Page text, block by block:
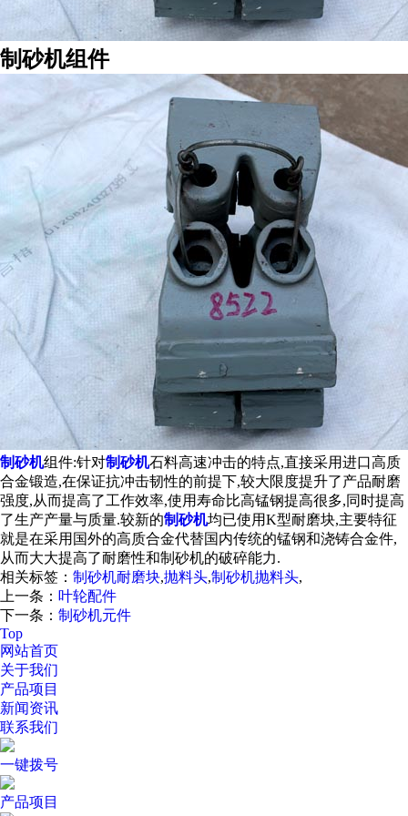
制砂机组件
制砂机组件:针对制砂机石料高速冲击的特点,直接采用进口高质
合金锻造,在保证抗冲击韧性的前提下,较大限度提升了产品耐磨
强度,从而提高了工作效率,使用寿命比高锰钢提高很多,同时提高
了生产产量与质量.较新的制砂机均已使用K型耐磨块,主要特征
就是在采用国外的高质合金代替国内传统的锰钢和浇铸合金件,
从而大大提高了耐磨性和制砂机的破碎能力.
相关标签： 制砂机耐磨块,抛料头,制砂机抛料头,
上一条： 叶轮配件
下一条： 制砂机元件
Top
网站首页
关于我们
产品项目
新闻资讯
联系我们
一键拨号
产品项目